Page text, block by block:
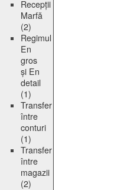
Recepții
Marfă
(2)
Regimul
En
gros
și En
detail
(1)
Transfer
între
conturi
(1)
Transfer
între
magazii
(2)